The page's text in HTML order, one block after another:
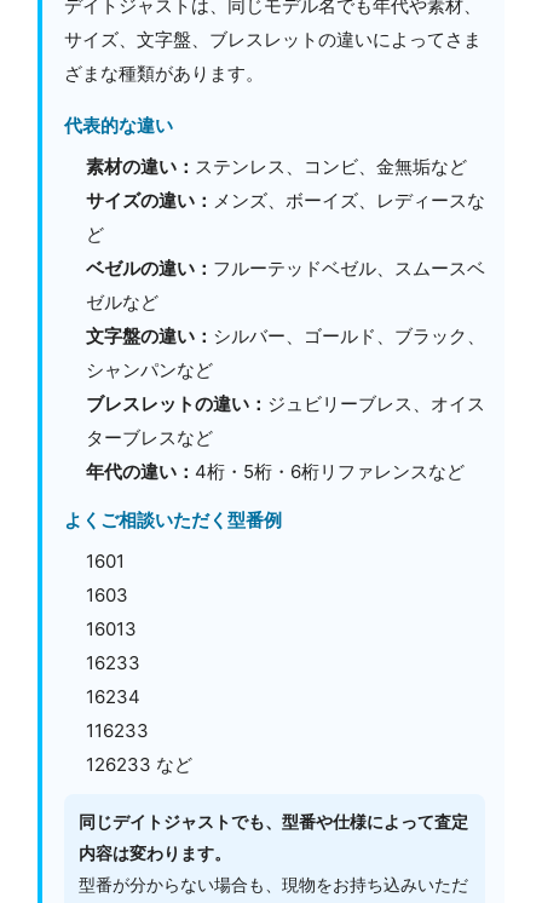
デイトジャストは、同じモデル名でも年代や素材、
サイズ、文字盤、ブレスレットの違いによってさま
ざまな種類があります。
代表的な違い
素材の違い： ステンレス、コンビ、金無垢など
サイズの違い： メンズ、ボーイズ、レディースな
ど
ベゼルの違い： フルーテッドベゼル、スムースベ
ゼルなど
文字盤の違い： シルバー、ゴールド、ブラック、
シャンパンなど
ブレスレットの違い： ジュビリーブレス、オイス
ターブレスなど
年代の違い： 4桁・5桁・6桁リファレンスなど
よくご相談いただく型番例
1601
1603
16013
16233
16234
116233
126233 など
同じデイトジャストでも、型番や仕様によって査定
内容は変わります。
型番が分からない場合も、現物をお持ち込みいただ